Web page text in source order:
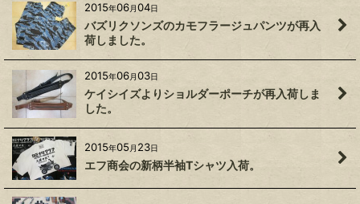
2015年06月04日
バズリクソンズのカモフラージュパンツが再入
荷しました。
2015年06月03日
ケイシイズよりショルダーポーチが再入荷しま
した。
2015年05 月 23日
エフ商会の新柄半袖Tシャツ入荷。